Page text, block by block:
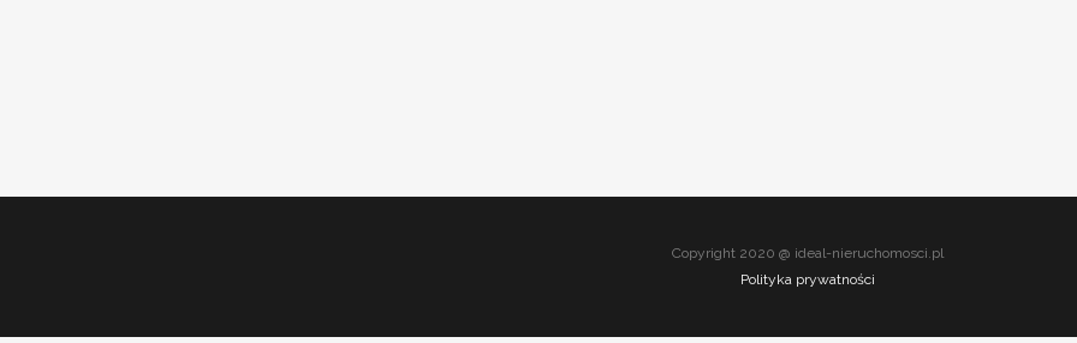
Copyright 2020 @ ideal-nieruchomosci.pl
Polityka prywatności